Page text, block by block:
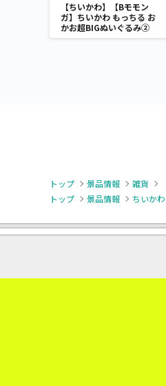
【ちいかわ】【Bモモン
ガ】ちいかわ もっちる お
かお超BIGぬいぐるみ②
トップ 景品情報 雑貨
トップ
景品情報 ちいかわ